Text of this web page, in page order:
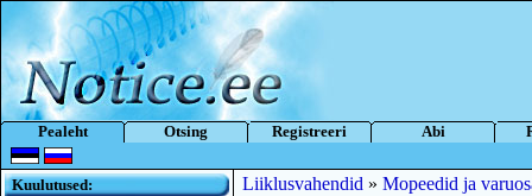
Pealeht Otsing Registreeri Abi
Kuulutused: Liiklusvahendid » Mopeedid ja